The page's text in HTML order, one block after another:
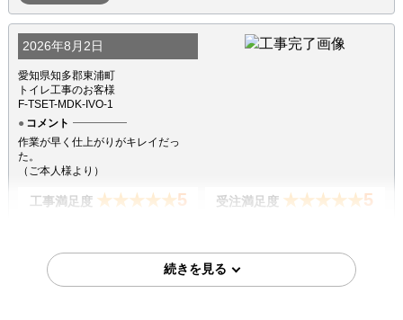
2026年8月2日
愛知県知多郡東浦町
トイレ工事のお客様
F-TSET-MDK-IVO-1
コメント
作業が早く仕上がりがキレイだっ
た。
（ご本人様より）
工事満足度 ★★★★★5 受注満足度 ★★★★★5
商品選定がしやすかった 価格が安かった